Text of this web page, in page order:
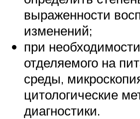
выраженности
изменений;
при
отделяемого на
среды,
цитологические
диагностики.